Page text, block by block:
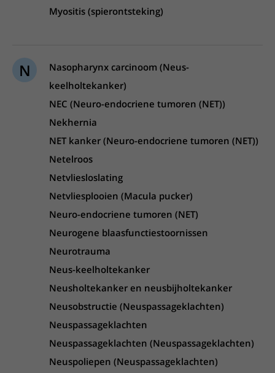
Myositis (spierontsteking)
N
Nasopharynx carcinoom (Neus-
keelholtekanker)
NEC (Neuro-endocriene tumoren (NET))
Nekhernia
NET kanker (Neuro-endocriene tumoren (NET))
Netelroos
Netvliesloslating
Netvliesplooien (Macula pucker)
Neuro-endocriene tumoren (NET)
Neurogene blaasfunctiestoornissen
Neurotrauma
Neus-keelholtekanker
Neusholtekanker en neusbijholtekanker
Neusobstructie (Neuspassageklachten)
Neuspassageklachten
Neuspassageklachten (Neuspassageklachten)
Neuspoliepen (Neuspassageklachten)